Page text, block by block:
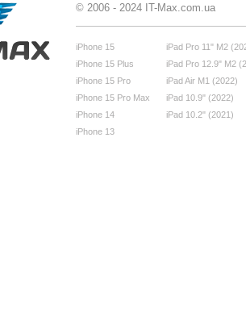
© 2006 - 2024 IT-Max.com.ua
iPhone 15
iPhone 15 Plus
iPhone 15 Pro
iPhone 15 Pro Max
iPhone 14
iPhone 13
iPad Pro 11" M2
iPad Pro 12.9" M2
iPad Air M1 (2022)
iPad 10.9" (2022)
iPad 10.2" (2021)